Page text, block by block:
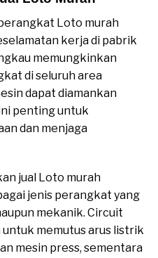
Loto murah
kerja di pabrik
memungkinkan
di seluruh area
dapat diamankan
penting untuk
dan menjaga
jual Loto murah
jenis perangkat yang
mekanik. Circuit
memutus arus listrik
mesin press, sementara